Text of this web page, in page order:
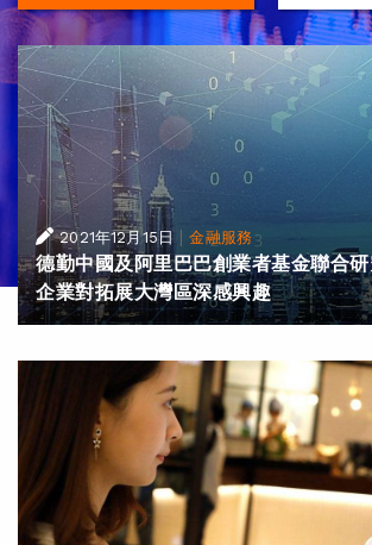
2021年12月15日 |金融服務
德勤中國及阿里巴巴創業者基金聯合
企業對拓展大灣區深感興趣